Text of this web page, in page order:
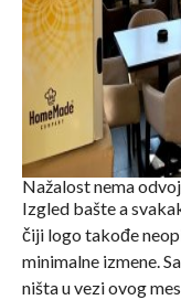
Nažalost nema
Izgled bašte a
čiji logo takođe
minimalne izmene.
ništa u vezi ovog